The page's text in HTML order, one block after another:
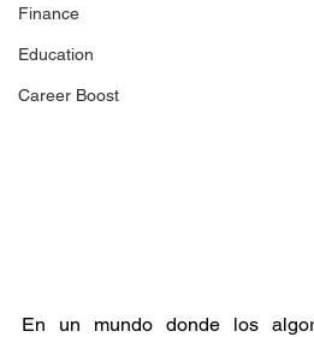
Finance
Education
Career Boost
En un mundo donde los